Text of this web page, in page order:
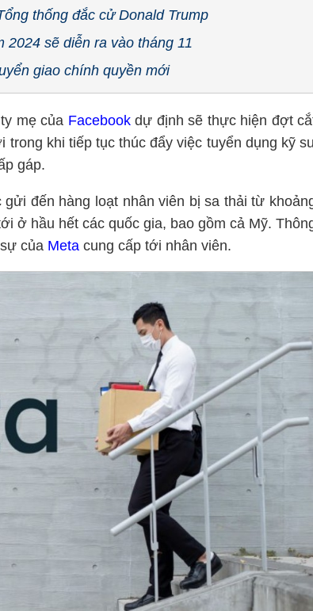
thống đắc cử Donald Trump
2024 sẽ diễn ra vào tháng 11
giao chính quyền mới
mẹ của Facebookdự định sẽ thực hiện đợt
khi tiếp tục thúc đẩy việc tuyển dụng kỹ
gáp.
đến hàng loạt nhân viên bị sa thải từ
ở hầu hết các quốc gia, bao gồm cả Mỹ.
của Meta cung cấp tới nhân viên.